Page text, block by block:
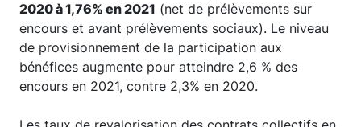
2020 à 1,76% en 2021 (net de prélèvements sur
encours et avant prélèvements sociaux). Le niveau
de provisionnement de la participation aux
bénéfices augmente pour atteindre 2,6 % des
encours en 2021, contre 2,3% en 2020.